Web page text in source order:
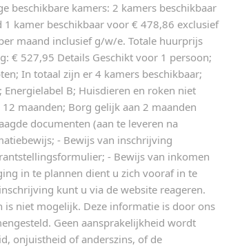
beschikbare kamers: 2 kamers beschikbaar
kamer beschikbaar voor € 478,86 exclusief
maand inclusief g/w/e. Totale huurprijs
€ 527,95 Details Geschikt voor 1 persoon;
In totaal zijn er 4 kamers beschikbaar;
B; Huisdieren en roken niet
maanden; Borg gelijk aan 2 maanden
documenten (aan te leveren na
- Bewijs van inschrijving
- Bewijs van inkomen
in te plannen dient u zich vooraf in te
kunt u via de website reageren.
is niet mogelijk. Deze informatie is door ons
Geen aansprakelijkheid wordt
onjuistheid of anderszins, of de